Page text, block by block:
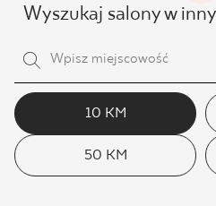
Wyszukaj salony w
10 KM
50 KM